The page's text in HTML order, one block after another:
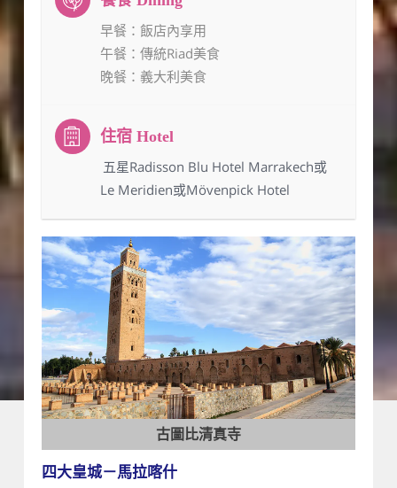
早餐 ：飯店內享用
午餐 ：傳統Riad美食
晚餐 ：義大利美食
：五星Radisson Blu Hotel Marrakech或
Le Meridien或Mövenpick Hotel
古圖比清真寺
四大皇城－馬拉喀什